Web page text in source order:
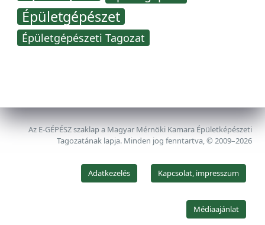
Épületgépészet
Épületgépészeti Tagozat
Az E-GÉPÉSZ szaklap a Magyar Mérnöki Kamara Épületképészeti
Tagozatának lapja. Minden jog fenntartva, © 2009–2026
Adatkezelés Kapcsolat, impresszum
Médiaajánlat